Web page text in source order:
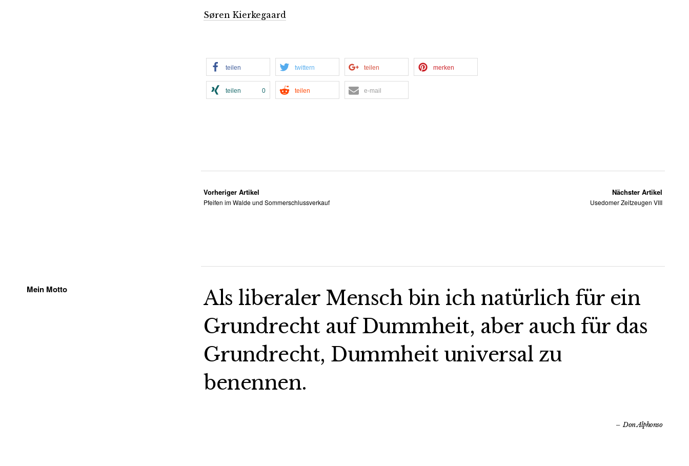
Søren Kierkegaard
teilen twittern teilen merken
teilen 0 teilen e-mail
Vorheriger Artikel
Pfeifen im Walde und Sommerschlussverkauf
Nächster Artikel
Usedomer Zeitzeugen VIII
Mein Motto
Als liberaler Mensch bin ich natürlich für ein
Grundrecht auf Dummheit, aber auch für das
Grundrecht, Dummheit universal zu
benennen.
Don Alphonso